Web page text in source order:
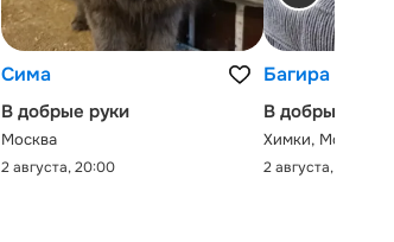
Сима
В добрые руки
Москва
2 августа, 20:00
Багира
В добрые руки
Химки,
2 августа, 0:00